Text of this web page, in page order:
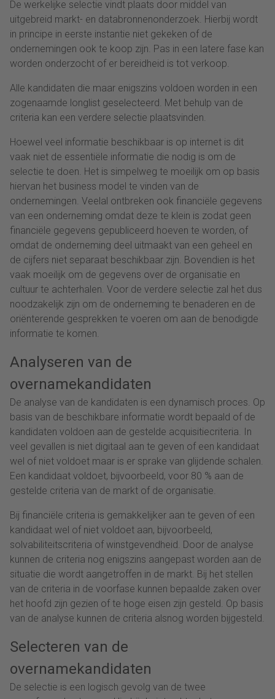
De werkelijke selectie vindt plaats door middel van
uitgebreid markt- en databronnenonderzoek. Hierbij wordt
in principe in eerste instantie niet gekeken of de
ondernemingen ook te koop zijn. Pas in een latere fase kan
worden onderzocht of er bereidheid is tot verkoop.
Alle kandidaten die maar enigszins voldoen worden in een
zogenaamde longlist geselecteerd. Met behulp van de
criteria kan een verdere selectie plaatsvinden.
Hoewel veel informatie beschikbaar is op internet is dit
vaak niet de essentiële informatie die nodig is om de
selectie te doen. Het is simpelweg te moeilijk om op basis
hiervan het business model te vinden van de
ondernemingen. Veelal ontbreken ook financiële gegevens
van een onderneming omdat deze te klein is zodat geen
financiële gegevens gepubliceerd hoeven te worden, of
omdat de onderneming deel uitmaakt van een geheel en
de cijfers niet separaat beschikbaar zijn. Bovendien is het
vaak moeilijk om de gegevens over de organisatie en
cultuur te achterhalen. Voor de verdere selectie zal het dus
noodzakelijk zijn om de onderneming te benaderen en de
oriënterende gesprekken te voeren om aan de benodigde
informatie te komen.
Analyseren van de
overnamekandidaten
De analyse van de kandidaten is een dynamisch proces. Op
basis van de beschikbare informatie wordt bepaald of de
kandidaten voldoen aan de gestelde acquisitiecriteria. In
veel gevallen is niet digitaal aan te geven of een kandidaat
wel of niet voldoet maar is er sprake van glijdende schalen.
Een kandidaat voldoet, bijvoorbeeld, voor 80 % aan de
gestelde criteria van de markt of de organisatie.
Bij financiële criteria is gemakkelijker aan te geven of een
kandidaat wel of niet voldoet aan, bijvoorbeeld,
solvabiliteitscriteria of winstgevendheid. Door de analyse
kunnen de criteria nog enigszins aangepast worden aan de
situatie die wordt aangetroffen in de markt. Bij het stellen
van de criteria in de voorfase kunnen bepaalde zaken over
het hoofd zijn gezien of te hoge eisen zijn gesteld. Op basis
van de analyse kunnen de criteria alsnog worden bijgesteld.
Selecteren van de
overnamekandidaten
De selectie is een logisch gevolg van de twee